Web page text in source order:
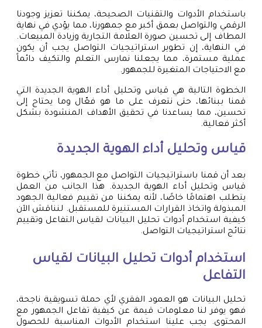
باستخدام الأدوات والتقنيات الصحيحة، يمكننا تعزيز وجودنا
الرقمي والتواصل بعمق أكبر مع جمهورنا، مما يؤدي في نهاية
المطاف إلى تحسين صورة العلامة التجارية وزيادة المبيعات.
في النهاية، إن تطوير استراتيجيات التواصل يجب أن يكون
عملية مستمرة، مما يجعلنا نمارس التعلم والتكيف دائماً
مع الاحتياجات المتغيرة للجمهور.
الخطوة التالية هي قياس وتحليل أداء الهوية الجديدة التي
قمنا ببنائها، حتى نتعرف على ما هو فعّال وما يحتاج إلى
تحسين، مما يساعدنا في تحقيق الأهداف المنشودة بشكل
أكثر فعالية.
قياس وتحليل أداء الهوية الجديدة
بعد أن قمنا باستراتيجيات التواصل مع الجمهور، تأتي خطوة
قياس وتحليل أداء الهوية الجديدة. هذا الجانب من العمل
يتطلب اهتمامًا خاصًا، لأنه يمكننا من تقييم فعالية الجهود
المبذولة واتخاذ القرارات المستنيرة للمستقبل. لنناقش الآن
كيفية استخدام أدوات تحليل البيانات لقياس التفاعل وتقييم
نتائج استراتيجيات التواصل.
استخدام أدوات تحليل البيانات لقياس
التفاعل
تحليل البيانات هو العمود الفقري لأي حملة تسويقية ناجحة،
فهو يوفر لنا معلومات قيمة عن كيفية تفاعل الجمهور مع
المحتوى. يجب علينا استخدام الأدوات المناسبة للحصول